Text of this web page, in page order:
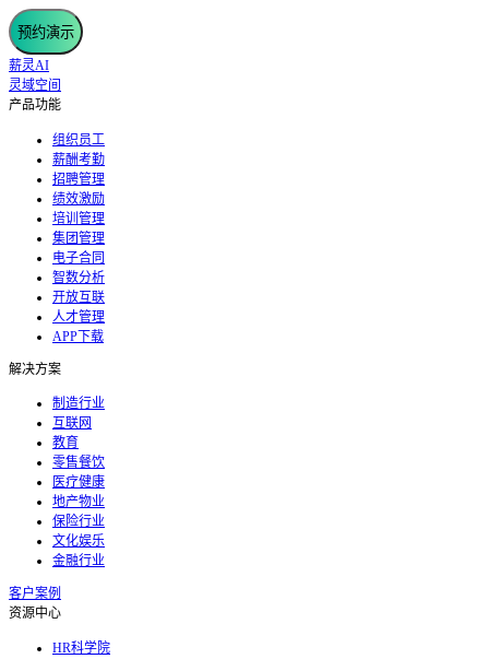
预约演示
薪灵AI
灵域空间
产品功能
组织员工
薪酬考勤
招聘管理
绩效激励
培训管理
集团管理
电子合同
智数分析
开放互联
人才管理
APP下载
解决方案
制造行业
互联网
教育
零售餐饮
医疗健康
地产物业
保险行业
文化娱乐
金融行业
客户案例
资源中心
HR科学院